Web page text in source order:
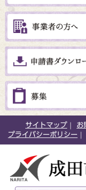
サイトマップ お
プライバシーポリシー